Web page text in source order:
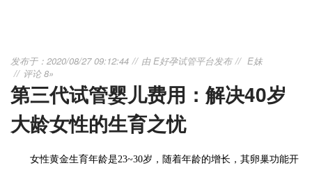
发布于：2020/08/27 09:12:44 由E好孕试管平台发布
E妹
评论 8»
第三代试管婴儿费用：解决40岁
大龄女性的生育之忧
女性黄金生育年龄是23~30岁，随着年龄的增长，其卵巢功能开